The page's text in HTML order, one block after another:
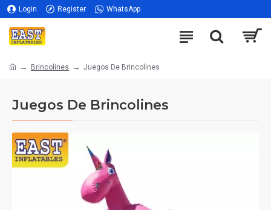
Login Register WhatsApp
Brincolines Juegos De Brincolines
Juegos De Brincolines